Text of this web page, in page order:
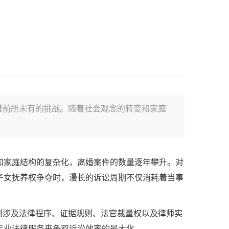
所未有的挑战。随着社会观念的转变和家庭
庭结构的复杂化，离婚案件的数量逐年攀升。对
抚养权争夺时，漫长的诉讼周期不仅消耗着当事
及法律程序、证据规则、法官裁量权以及律师实